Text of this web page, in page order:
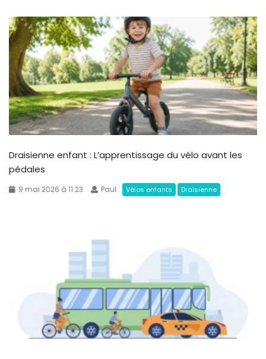
Draisienne enfant : L’apprentissage du vélo avant les
pédales
9 mai 2026 à 11:23 Paul Vélos enfants Draisienne